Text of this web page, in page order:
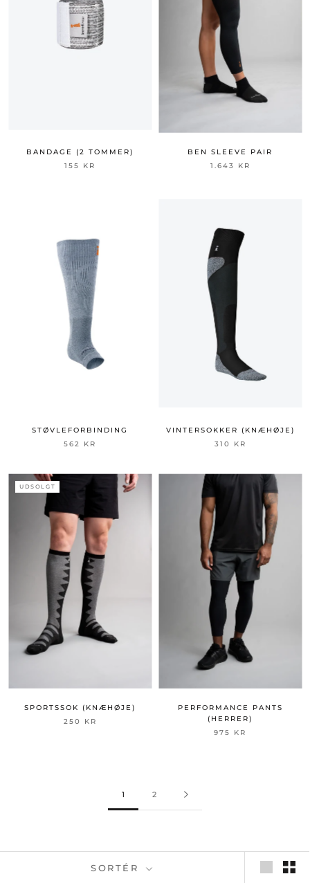
BANDAGE (2 TOMMER)
155 KR
BEN SLEEVE PAIR
1.643 KR
STØVLEFORBINDING
562 KR
VINTERSOKKER (KNÆHØJE)
310 KR
UDSOLGT
SPORTSSOK (KNÆHØJE)
250 KR
PERFORMANCE PANTS
(HERRER)
975 KR
1 2
SORTÉR